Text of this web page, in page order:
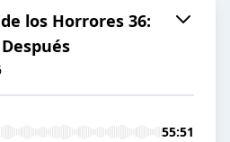
los Horrores 36:
55:51